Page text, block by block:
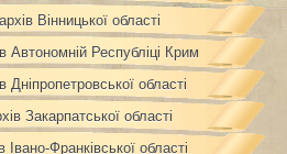
Вінницької області
Автономній Республіці Крим
Дніпропетровської області
Закарпатської області
Франківської області